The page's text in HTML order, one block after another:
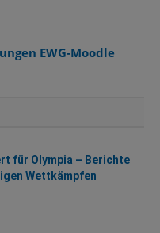
EWG-Moodle
für Olympia – Berichte
Wettkämpfen